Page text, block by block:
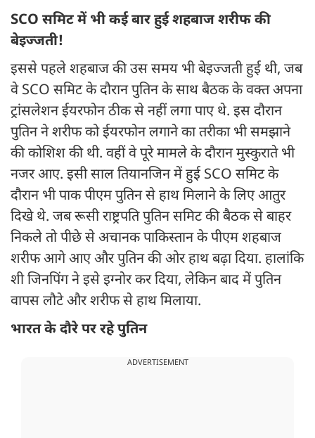
SCO समिट में भी कई बार हुई शहबाज शरीफ की
बेइज्जती!
इससे पहले शहबाज की उस समय भी बेइज्जती हुई थी, जब
वे SCO समिट के दौरान पुतिन के साथ बैठक के वक्त अपना
ट्रांसलेशन ईयरफोन ठीक से नहीं लगा पाए थे. इस दौरान
पुतिन ने शरीफ को ईयरफोन लगाने का तरीका भी समझाने
की कोशिश की थी. वहीं वे पूरे मामले के दौरान मुस्कुराते भी
नजर आए. इसी साल तियानजिन में हुई SCO समिट के
दौरान भी पाक पीएम पुतिन से हाथ मिलाने के लिए आतुर
दिखे थे. जब रूसी राष्ट्रपति पुतिन समिट की बैठक से बाहर
निकले तो पीछे से अचानक पाकिस्तान के पीएम शहबाज
शरीफ आगे आए और पुतिन की ओर हाथ बढ़ा दिया. हालांकि
शी जिनपिंग ने इसे इग्नोर कर दिया, लेकिन बाद में पुतिन
वापस लौटे और शरीफ से हाथ मिलाया.
भारत के दौरे पर रहे पुतिन
ADVERTISEMENT